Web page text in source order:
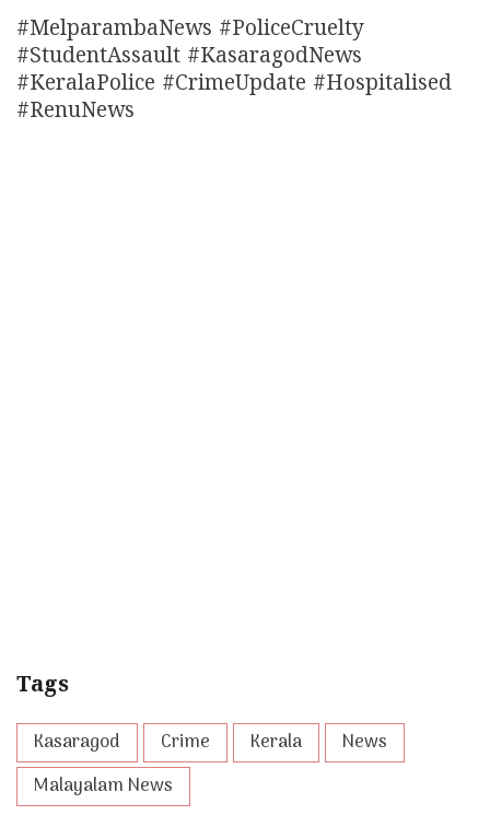
#MelparambaNews #PoliceCruelty
#StudentAssault #KasaragodNews
#KeralaPolice #CrimeUpdate #Hospitalised
#RenuNews
Tags
Kasaragod Crime Kerala
News
Malayalam News